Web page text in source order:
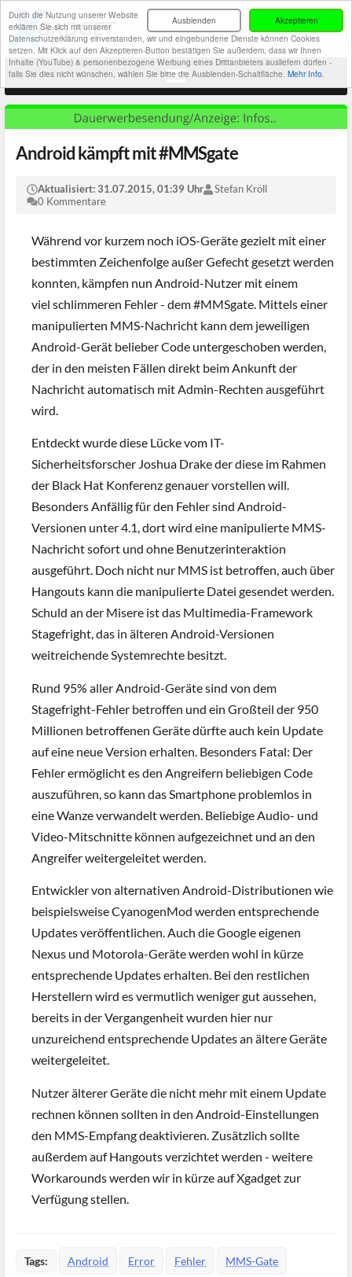
Akzeptieren
Ausblenden
Durch die Nutzung unserer Website
erklären Sie sich mit unserer
Datenschutzerklärung einverstanden, wir und eingebundene Dienste können Cookies
setzen. Mit Klick auf den Akzeptieren-Button bestätigen Sie außerdem, dass wir Ihnen
Inhalte (YouTube) & personenbezogene Werbung eines Drittanbieters ausliefern dürfen -
falls Sie dies nicht wünschen, wählen Sie bitte die Ausblenden-Schaltfläche. Mehr Info.
Android kämpft mit #MMSgate
Aktualisiert:31.07.2015, 01:39 Uhr
Stefan Kröll
0 Kommentare
Während vor kurzem noch iOS-Geräte gezielt mit einer
bestimmten Zeichenfolge außer Gefecht gesetzt werden
konnten, kämpfen nun Android-Nutzer mit einem
viel schlimmeren Fehler - dem #MMSgate. Mittels einer
manipulierten MMS-Nachricht kann dem jeweiligen
Android-Gerät belieber Code untergeschoben werden,
der in den meisten Fällen direkt beim Ankunft der
Nachricht automatisch mit Admin-Rechten ausgeführt
wird.
Entdeckt wurde diese Lücke vom IT-
Sicherheitsforscher Joshua Drake der diese im Rahmen
der Black Hat Konferenz genauer vorstellen will.
Besonders Anfällig für den Fehler sind Android-
Versionen unter 4.1, dort wird eine manipulierte MMS-
Nachricht sofort und ohne Benutzerinteraktion
ausgeführt. Doch nicht nur MMS ist betroffen, auch über
Hangouts kann die manipulierte Datei gesendet werden.
Schuld an der Misere ist das Multimedia-Framework
Stagefright, das in älteren Android-Versionen
weitreichende Systemrechte besitzt.
Rund 95% aller Android-Geräte sind von dem
Stagefright-Fehler betroffen und ein Großteil der 950
Millionen betroffenen Geräte dürfte auch kein Update
auf eine neue Version erhalten. Besonders Fatal: Der
Fehler ermöglicht es den Angreifern beliebigen Code
auszuführen, so kann das Smartphone problemlos in
eine Wanze verwandelt werden. Beliebige Audio- und
Video-Mitschnitte können aufgezeichnet und an den
Angreifer weitergeleitet werden.
Entwickler von alternativen Android-Distributionen wie
beispielsweise CyanogenMod werden entsprechende
Updates veröffentlichen. Auch die Google eigenen
Nexus und Motorola-Geräte werden wohl in kürze
entsprechende Updates erhalten. Bei den restlichen
Herstellern wird es vermutlich weniger gut aussehen,
bereits in der Vergangenheit wurden hier nur
unzureichend entsprechende Updates an ältere Geräte
weitergeleitet.
Nutzer älterer Geräte die nicht mehr mit einem Update
rechnen können sollten in den Android-Einstellungen
den MMS-Empfang deaktivieren. Zusätzlich sollte
außerdem auf Hangouts verzichtet werden - weitere
Workarounds werden wir in kürze auf Xgadget zur
Verfügung stellen.
Tags: Android Error Fehler MMS-Gate